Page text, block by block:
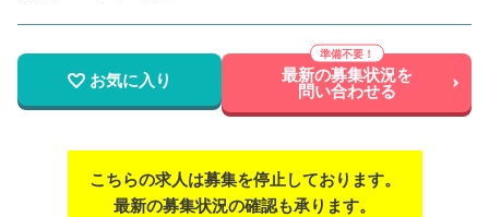
お気に入り 最新の募集状況を
問い合わせる
こちらの求人は募集を停止しております。
最新の募集状況の確認も承ります。